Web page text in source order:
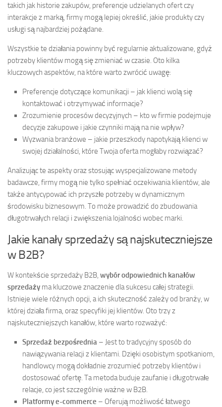
takich jak historie zakupów, preferencje udzielanych ofert czy
interakcje z marką, firmy mogą lepiej określić, jakie produkty czy
usługi są najbardziej pożądane.
Wszystkie te działania powinny być regularnie aktualizowane, gdyż
potrzeby klientów mogą się zmieniać w czasie. Oto kilka
kluczowych aspektów, na które warto zwrócić uwagę:
Preferencje dotyczące komunikacji – jak klienci wolą się
kontaktować i otrzymywać informacje?
Zrozumienie procesów decyzyjnych – kto w firmie podejmuje
decyzje zakupowe i jakie czynniki mają na nie wpływ?
Wyzwania branżowe – jakie przeszkody napotykają klienci w
swojej działalności, które Twoja oferta mogłaby rozwiązać?
Analizując te aspekty oraz stosując wyspecjalizowane metody
badawcze, firmy mogą nie tylko spełniać oczekiwania klientów, ale
także antycypować ich przyszłe potrzeby w dynamicznym
środowisku biznesowym. To może prowadzić do zbudowania
długotrwałych relacji i zwiększenia lojalności wobec marki.
Jakie kanały sprzedaży są najskuteczniejsze
w B2B?
W kontekście sprzedaży B2B, wybór odpowiednich kanałów
sprzedaży ma kluczowe znaczenie dla sukcesu całej strategii.
Istnieje wiele różnych opcji, a ich skuteczność zależy od branży, w
której działa firma, oraz specyfiki jej klientów. Oto trzy z
najskuteczniejszych kanałów, które warto rozważyć:
Sprzedaż bezpośrednia – Jest to tradycyjny sposób do
nawiązywania relacji z klientami. Dzięki osobistym spotkaniom,
handlowcy mogą dokładnie zrozumieć potrzeby klientów i
dostosować ofertę. Ta metoda buduje zaufanie i długotrwałe
relacje, co jest szczególnie ważne w B2B.
Platformy e-commerce – Oferują możliwość łatwego